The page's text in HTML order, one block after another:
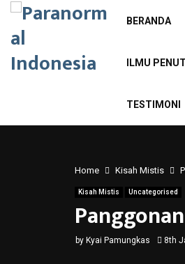
BERANDA
ILMU
TESTIMONI
Home Kisah Mistis
Kisah Mistis Uncategorised
by Kyai Pamungkas 8th